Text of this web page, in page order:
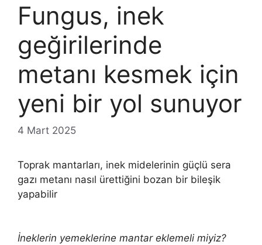
Fungus, inek
geğirilerinde
metanı kesmek için
yeni bir yol sunuyor
4 Mart 2025
Toprak mantarları, inek midelerinin güçlü sera
gazı metanı nasıl ürettiğini bozan bir bileşik
yapabilir
İneklerin yemeklerine mantar eklemeli miyiz?